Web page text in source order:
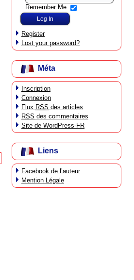
Remember Me
Register
Lost your password?
Méta
Inscription
Connexion
Flux RSS des articles
RSS des commentaires
Site de WordPress-FR
Liens
Facebook de l’auteur
Mention Légale